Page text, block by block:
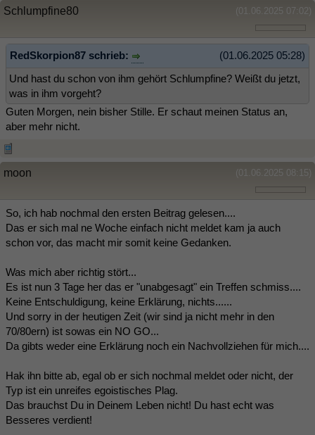
(01.06.2025 07:02)
Schlumpfine80
(01.06.2025 05:28)
RedSkorpion87 schrieb:
Und hast du schon von ihm gehört Schlumpfine? Weißt du jetzt,
was in ihm vorgeht?
Guten Morgen, nein bisher Stille. Er schaut meinen Status an,
aber mehr nicht.
(01.06.2025 08:15)
moon
So, ich hab nochmal den ersten Beitrag gelesen....
Das er sich mal ne Woche einfach nicht meldet kam ja auch
schon vor, das macht mir somit keine Gedanken.
Was mich aber richtig stört...
Es ist nun 3 Tage her das er "unabgesagt" ein Treffen schmiss....
Keine Entschuldigung, keine Erklärung, nichts......
Und sorry in der heutigen Zeit (wir sind ja nicht mehr in den
70/80ern) ist sowas ein NO GO...
Da gibts weder eine Erklärung noch ein Nachvollziehen für mich....
Hak ihn bitte ab, egal ob er sich nochmal meldet oder nicht, der
Typ ist ein unreifes egoistisches Plag.
Das brauchst Du in Deinem Leben nicht! Du hast echt was
Besseres verdient!